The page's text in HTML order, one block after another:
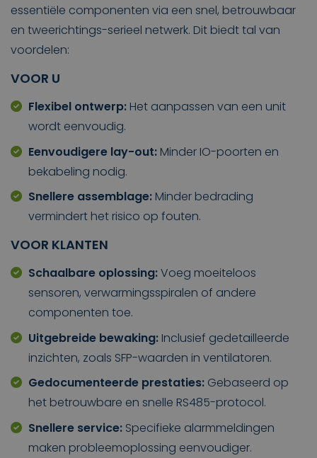
essentiële componenten via een snel, betrouwbaar
en tweerichtings-serieel netwerk. Dit biedt tal van
voordelen:
VOOR U
Flexibel ontwerp: Het aanpassen van een unit
wordt eenvoudig.
Eenvoudigere lay-out: Minder IO-poorten en
bekabeling nodig.
Snellere assemblage: Minder bedrading
vermindert het risico op fouten.
VOOR KLANTEN
Schaalbare oplossing:Voeg moeiteloos
sensoren, verwarmingsspiralen of andere
componenten toe.
Uitgebreide bewaking: Inclusief gedetailleerde
inzichten, zoals SFP-waarden in ventilatoren.
Gedocumenteerde prestaties: Gebaseerd op
het betrouwbare en snelle RS485-protocol.
Snellere service: Specifieke alarmmeldingen
maken probleemoplossing eenvoudiger.